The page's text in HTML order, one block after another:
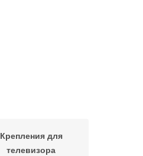
Крепления для
телевизора